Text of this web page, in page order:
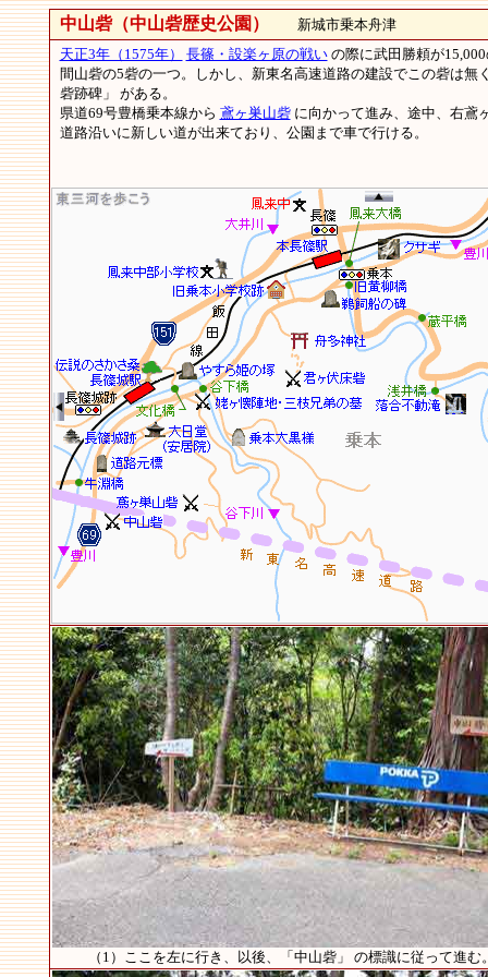
中山砦（中山砦歴史公園）
新城市乗本舟津
天正3年（1575年）
長篠・設楽ヶ原の戦いの際に武田勝頼が
間山砦の5砦の一つ。しかし、新東名高速道路の建設でこの砦は
砦跡碑」 がある。
県道69号豊橋乗本線から 鳶ヶ巣山砦に向かって進み、途中、右鳶
道路沿いに新しい道が出来ており、公園まで車で行ける。
（1）ここを左に行き、以後、「中山砦」 の標識に従って進む